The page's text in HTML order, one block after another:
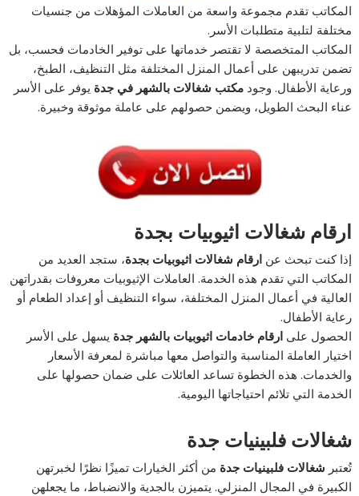
المكاتب تقدم مجموعة واسعة من العاملات المؤهلات من جنسيات
مختلفة لتلبية متطلبات الأسر.
المكاتب المتخصصة لا تقتصر خدماتها على توفير الخادمات فحسب، بل
تضمن تدريبهن على أعمال المنزل المختلفة مثل التنظيف، الطبخ،
ورعاية الأطفال. وجودمكتب شغالات بالشهر في جدة يوفر على الأسر
عناء البحث الطويل، ويضمن حصولهم على عاملة موثوقة وخبيرة.
ارقام شغالات اثيوبيات بجدة
إذا كنت تبحث عنارقام شغالات اثيوبيات بجدة، ستجد العديد من
المكاتب التي تقدم هذه الخدمة. العاملات الإثيوبيات معروفات بقدراتهن
العالية في أعمال المنزل المختلفة، سواء التنظيف أو إعداد الطعام أو
رعاية الأطفال.
الحصول علىارقام خادمات اثيوبيات بالشهر جدة يسهل على الأسر
اختيار العاملة المناسبة والتواصل معها مباشرة لمعرفة الأسعار
والخدمات. هذه الخطوة تساعد العائلات على ضمان حصولها على
الخدمة التي تلائم احتياجاتها اليومية.
شغالات فلبينيات جدة
تُعتبر شغالات فلبينيات جدة من أكثر الخيارات تميزًا نظرًا لخبرتهن
الكبيرة في المجال المنزلي. يتميزن بالجدية والانضباط، ما يجعلهن